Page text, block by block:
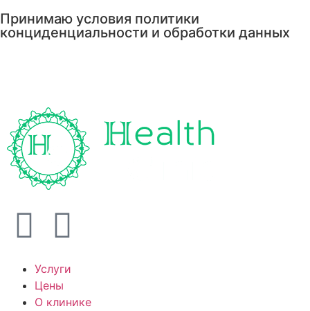
Принимаю условия политики
конциденциальности и обработки данных
Услуги
Цены
О клинике